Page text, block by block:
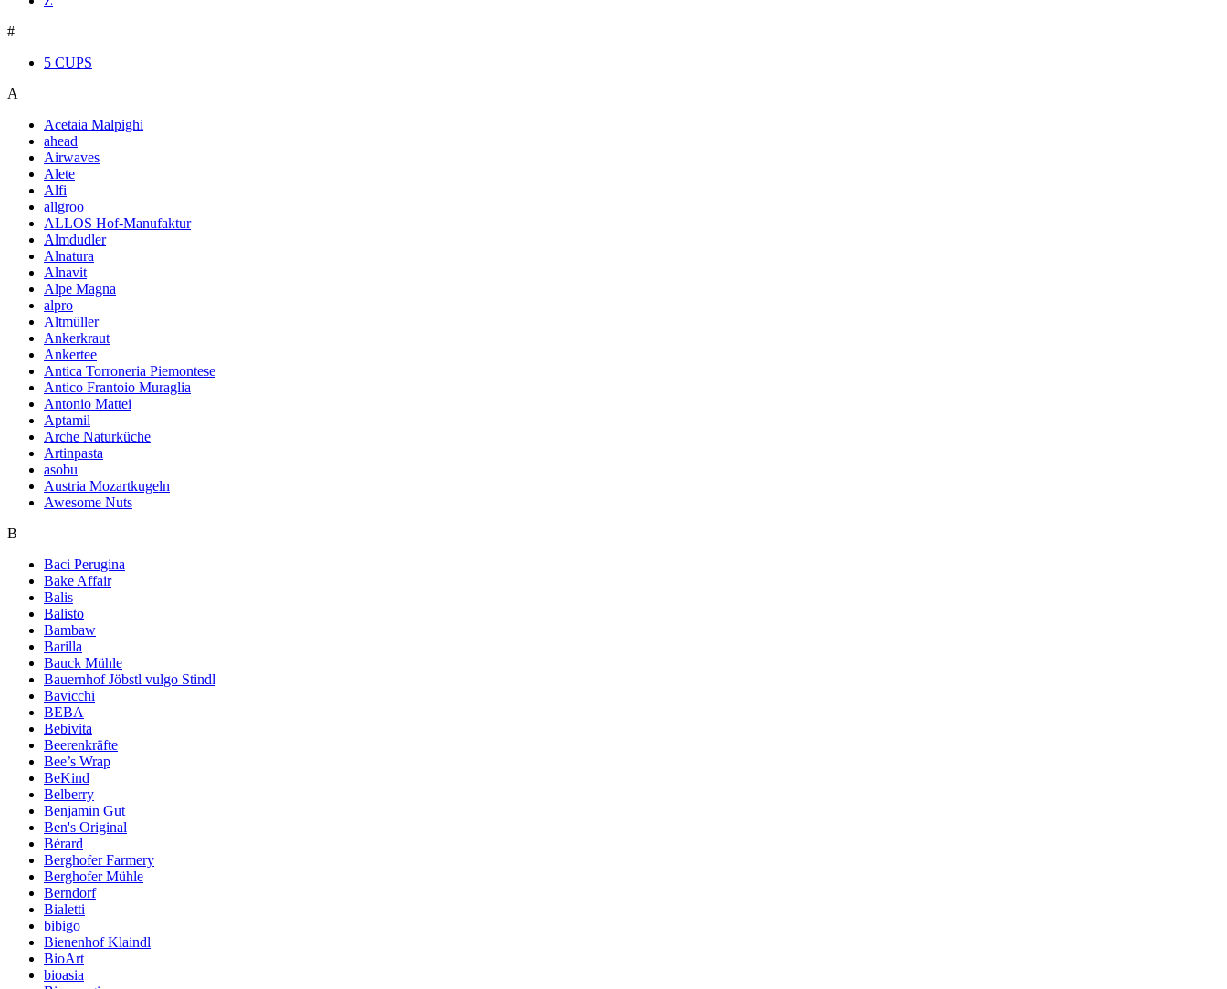
#
5 CUPS
A
Acetaia Malpighi
ahead
Airwaves
Alete
Alfi
allgroo
ALLOS Hof-Manufaktur
Almdudler
Alnatura
Alnavit
Alpe Magna
alpro
Altmüller
Ankerkraut
Ankertee
Antica Torroneria Piemontese
Antico Frantoio Muraglia
Antonio Mattei
Aptamil
Arche Naturküche
Artinpasta
asobu
Austria Mozartkugeln
Awesome Nuts
B
Baci Perugina
Bake Affair
Balis
Balisto
Bambaw
Barilla
Bauck Mühle
Bauernhof Jöbstl vulgo Stindl
Bavicchi
BEBA
Bebivita
Beerenkräfte
Bee’s Wrap
BeKind
Belberry
Benjamin Gut
Ben's Original
Bérard
Berghofer Farmery
Berghofer Mühle
Berndorf
Bialetti
bibigo
Bienenhof Klaindl
BioArt
bioasia